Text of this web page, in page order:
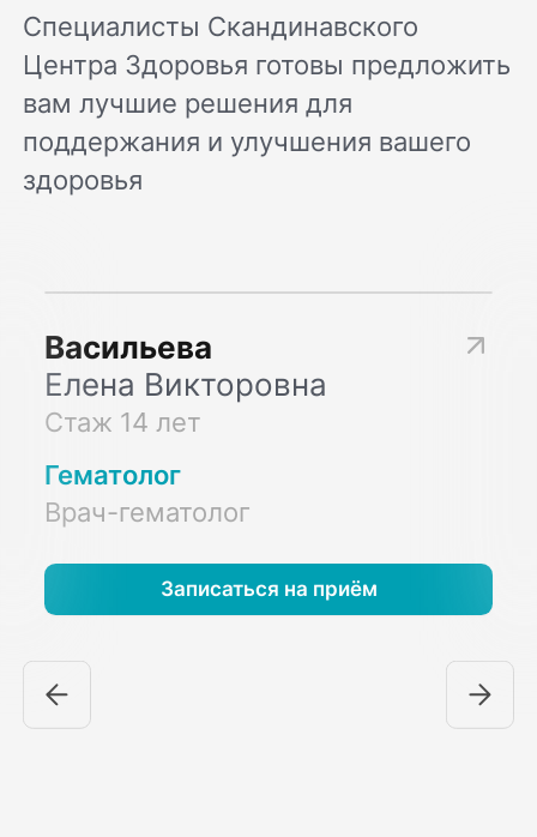
Специалисты Скандинавского
Центра Здоровья готовы предложить
вам лучшие решения для
поддержания и улучшения вашего
здоровья
Васильева
Елена Викторовна
Стаж 14 лет
Гематолог
Врач-гематолог
Записаться на приём